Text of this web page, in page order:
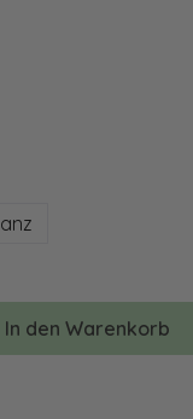
nicht verfügbar.)
Wert ein oder
In den Warenkorb